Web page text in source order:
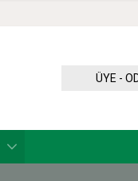
ÜYE -